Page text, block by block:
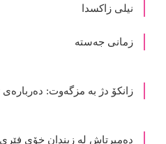
نیلی زاکسدا
زمانی جەستە
زانکۆ دژ بە مزگەوت: دەربارەى
ده‌میرتاش له‌ زیندان خۆی